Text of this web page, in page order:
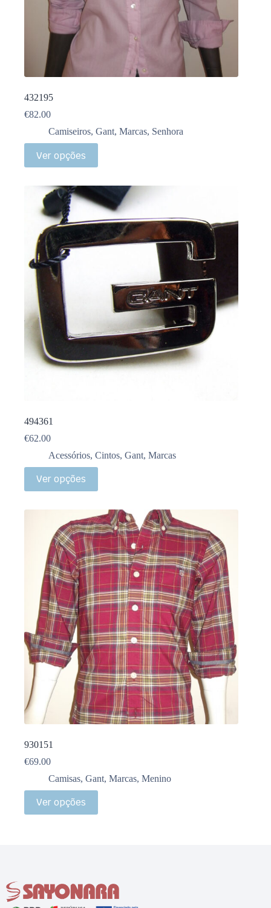
432195
€82.00
Camiseiros, Gant, Marcas, Senhora
Ver opções
494361
€62.00
Acessórios, Cintos, Gant, Marcas
Ver opções
930151
€69.00
Camisas, Gant, Marcas, Menino
Ver opções